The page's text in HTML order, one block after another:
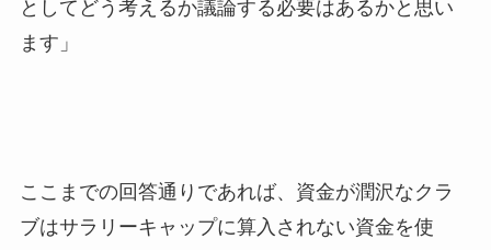
としてどう考えるか議論する必要はあるかと思い
ます」
ここまでの回答通りであれば、資金が潤沢なクラ
ブはサラリーキャップに算入されない資金を使